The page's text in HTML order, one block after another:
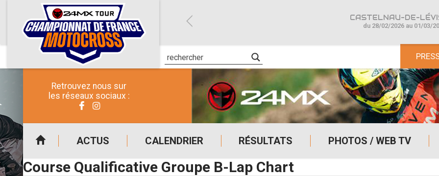
Retrouvez nous sur
les réseaux sociaux :
ACTUS CALENDRIER RÉSULTATS PHOTOS / WEB TV
CASTELNAU-DE-
du 28/02/2026 au 01/03/
Course Qualificative Groupe B-Lap Chart